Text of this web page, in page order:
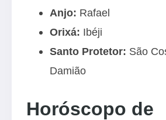
Anjo: Rafael
Orixá: Ibéji
Santo Protetor: São
Damião
Horóscopo de